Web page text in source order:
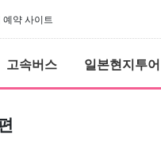
예약 사이트
고속버스 일본현지투어